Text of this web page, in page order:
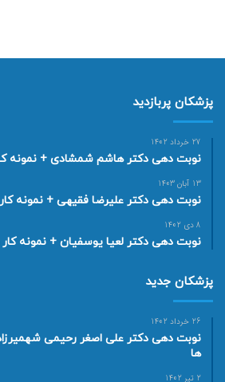
پزشکان پربازدید
27 خرداد 1402
نوبت دهی دکتر هاشم شمشادی + نمونه
13 آبان 1403
نوبت دهی دکتر علیرضا فقیهی + نمونه کار و هزینه
8 دی 1402
نوبت دهی دکتر لعیا یوسفیان + نمونه کار
پزشکان جدید
26 خرداد 1402
نوبت دهی دکتر علی اصغر رحیمی
ها
2 تیر 1402